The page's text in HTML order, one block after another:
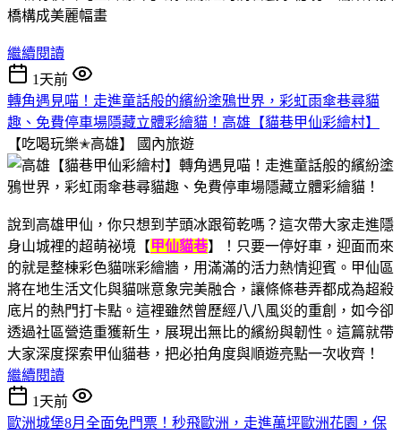
繼續閱讀
1天前
轉角遇見喵！走進童話般的繽紛塗鴉世界，彩虹雨傘巷尋貓
趣、免費停車場隱藏立體彩繪貓！高雄【貓巷甲仙彩繪村】
【吃喝玩樂✭高雄】
國內旅遊
說到高雄甲仙，你只想到芋頭冰跟筍乾嗎？這次帶大家走進隱
身山城裡的超萌祕境【甲仙貓巷】！只要一停好車，迎面而來
的就是整棟彩色貓咪彩繪牆，用滿滿的活力熱情迎賓。甲仙區
將在地生活文化與貓咪意象完美融合，讓條條巷弄都成為超殺
底片的熱門打卡點。這裡雖然曾歷經八八風災的重創，如今卻
透過社區營造重獲新生，展現出無比的繽紛與韌性。這篇就帶
大家深度探索甲仙貓巷，把必拍角度與順遊亮點一次收齊！
繼續閱讀
1天前
歐洲城堡8月全面免門票！秒飛歐洲，走進萬坪歐洲花園，保